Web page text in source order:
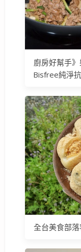
廚房好幫手
Bisfree純淨
全台美食部